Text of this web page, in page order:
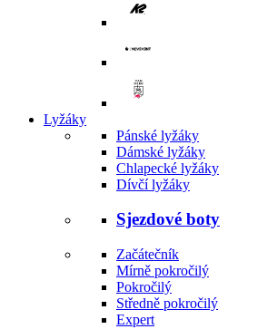
Lyžáky
Pánské lyžáky
Dámské lyžáky
Chlapecké lyžáky
Dívčí lyžáky
Sjezdové boty
Začátečník
Mírně pokročilý
Pokročilý
Středně pokročilý
Expert